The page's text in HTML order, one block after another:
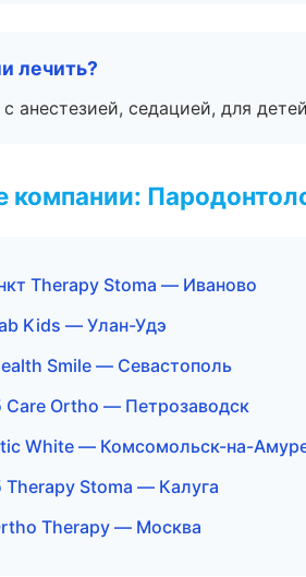
лечить?
анестезией, седацией, для
компании:
Therapy Stoma — Иваново
Kids — Улан-Удэ
Smile — Севастополь
Ortho — Петрозаводск
White — Комсомольск-на-
Stoma — Калуга
Therapy — Москва